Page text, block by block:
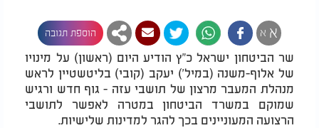
א א הוספת תגובה
שר הביטחון ישראל כ"ץ הודיע היום (ראשון) על מינויו
של אלוף-משנה (במיל') יעקב (קובי) בליטשטיין לראש
מנהלת המעבר מרצון של תושבי עזה - גוף חדש ורגיש
שמוקם במשרד הביטחון במטרה לאפשר לתושבי
הרצועה המעוניינים בכך להגר למדינות שלישיות.